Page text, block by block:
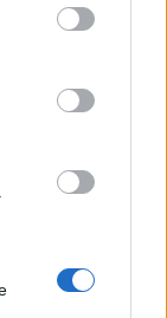
may click to
party tags to
below Google